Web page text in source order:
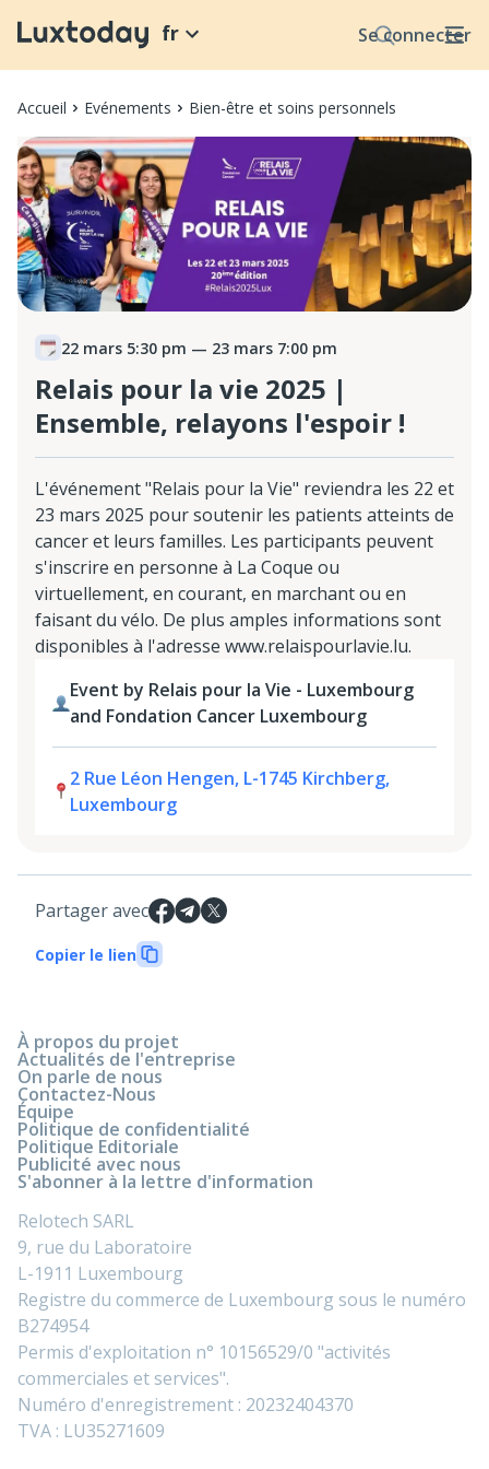
Se connecter
fr
Accueil Evénements Bien-être et soins personnels
22 mars 5:30 pm — 23 mars 7:00 pm
Relais pour la vie 2025 |
Ensemble, relayons l'espoir !
L'événement "Relais pour la Vie" reviendra les 22 et
23 mars 2025 pour soutenir les patients atteints de
cancer et leurs familles. Les participants peuvent
s'inscrire en personne à La Coque ou
virtuellement, en courant, en marchant ou en
faisant du vélo. De plus amples informations sont
disponibles à l'adresse www.relaispourlavie.lu.
Event by Relais pour la Vie - Luxembourg
and Fondation Cancer Luxembourg
2 Rue Léon Hengen, L-1745 Kirchberg,
Luxembourg
Partager avec
Copier le lien
À propos du projet
Actualités de l'entreprise
On parle de nous
Contactez-Nous
Équipe
Politique de confidentialité
Politique Editoriale
Publicité avec nous
S'abonner à la lettre d'information
Relotech SARL
9, rue du Laboratoire
L-1911 Luxembourg
Registre du commerce de Luxembourg sous le numéro
B274954
Permis d'exploitation n° 10156529/0 "activités
commerciales et services".
Numéro d'enregistrement : 20232404370
TVA : LU35271609